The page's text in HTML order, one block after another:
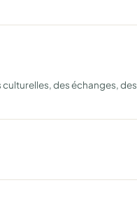
des échanges,